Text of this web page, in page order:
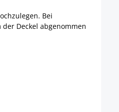
Bei
Deckel abgenommen